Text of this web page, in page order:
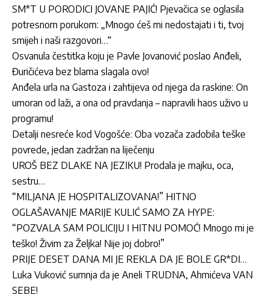
SM*T U PORODICI JOVANE PAJIĆ! Pjevačica se oglasila
potresnom porukom: „Mnogo ćeš mi nedostajati i ti, tvoj
smijeh i naši razgovori…“
Osvanula čestitka koju je Pavle Jovanović poslao Anđeli,
Đuričićeva bez blama slagala ovo!
Anđela urla na Gastoza i zahtijeva od njega da raskine: On
umoran od laži, a ona od pravdanja – napravili haos uživo u
programu!
Detalji nesreće kod Vogošće: Oba vozača zadobila teške
povrede, jedan zadržan na liječenju
UROŠ BEZ DLAKE NA JEZIKU! Prodala je majku, oca,
sestru…
“MILJANA JE HOSPITALIZOVANA!” HITNO
OGLAŠAVANJE MARIJE KULIĆ SAMO ZA HYPE:
“POZVALA SAM POLICIJU I HITNU POMOĆ! Mnogo mi je
teško! Živim za Željka! Nije joj dobro!”
PRIJE DESET DANA MI JE REKLA DA JE BOLE GR*DI…
Luka Vuković sumnja da je Aneli TRUDNA, Ahmićeva VAN
SEBE!